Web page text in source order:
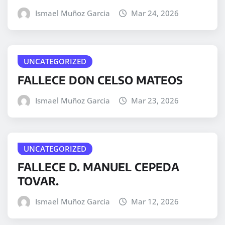
Ismael Muñoz Garcia Mar 24, 2026
UNCATEGORIZED
FALLECE DON CELSO MATEOS
Ismael Muñoz Garcia Mar 23, 2026
UNCATEGORIZED
FALLECE D. MANUEL CEPEDA
TOVAR.
Ismael Muñoz Garcia Mar 12, 2026